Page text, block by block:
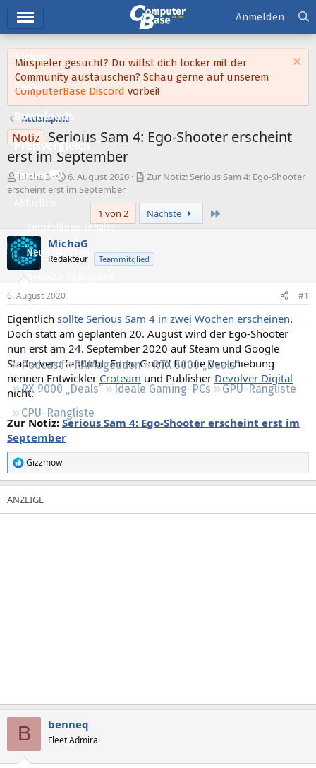
Ticker
Tests
Downloads
Preisvergleich
Forum
Empfohlene Inhalte
Neue Beiträge
Neueste Aktivitäten
Leserartikel
Regeln
Podcast RAMageddon
RTX 5000 „Deals“
RX 9000 „Deals“
Ideale Gaming-PCs
GPU-Rangliste
CPU-Rangliste
Anmelden
Mitspieler gesucht? Du willst dich locker mit der
Community austauschen? Schau gerne auf unserem
ComputerBase Discord vorbei!
Actionspiele
Notiz Serious Sam 4: Ego-Shooter erscheint
erst im September
E
r
l
l
e
r
MichaG
E
r
e
l
t
6. August 2020
Zur Notiz: Serious Sam 4: Ego-Shooter
erscheint erst im September
1 von 2
Nächste
MichaG
Redakteur Teammitglied
6. August 2020 #1
Eigentlich sollte Serious Sam 4 in zwei Wochen erscheinen.
Doch statt am geplanten 20. August wird der Ego-Shooter
nun erst am 24. September 2020 auf Steam und Google
Stadia veröffentlicht. Einen Grund für die Verschiebung
nennen Entwickler Croteam und Publisher Devolver Digital
nicht.
Zur Notiz: Serious Sam 4: Ego-Shooter erscheint erst im
September
R
e
a
k
t
Gizzmow
B benneq
Fleet Admiral